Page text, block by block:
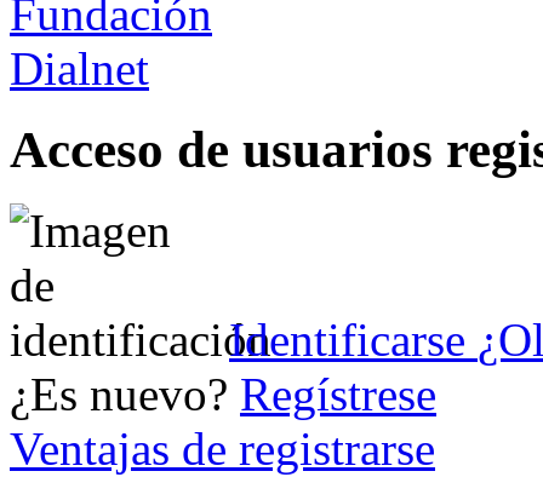
Acceso de usuarios
Identificarse
¿Es nuevo? Regístrese
Ventajas de registrarse